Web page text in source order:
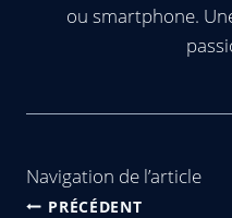
ou smartphone.
Navigation de l’article
PRÉCÉDENT